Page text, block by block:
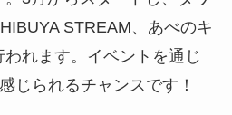
STREAM、あべのキ
れます。イベントを通じ
じられるチャンスです！